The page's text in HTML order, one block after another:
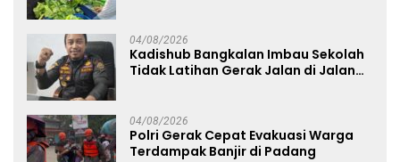
04/08/2026
Kadishub Bangkalan Imbau Sekolah
Tidak Latihan Gerak Jalan di Jalan
04/08/2026
Polri Gerak Cepat Evakuasi Warga
Terdampak Banjir di Padang